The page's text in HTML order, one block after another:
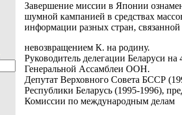
Завершение миссии в Японии
шумной кампанией в средствах
информации разных стран, связанной
невозвращением К. на родину.
Руководитель делегации Беларуси на
Генеральной Ассамблеи ООН.
Депутат Верховного Совета БССР
Республики Беларусь (1995-1996),
Комиссии по международным делам